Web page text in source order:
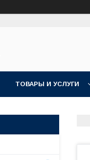
ТОВАРЫ И УСЛУГИ